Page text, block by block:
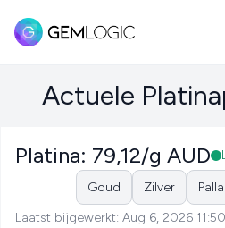
Actuele
Platina: 79,12/g AUD
Goud Zilver
Laatst bijgewerkt: Aug 6, 2026